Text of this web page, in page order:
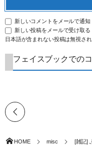
新しいコメントをメールで通知
新しい投稿をメールで受け取る
日本語が含まれない投稿は無視さ
フェイスブックでの
HOME misc [雑記]